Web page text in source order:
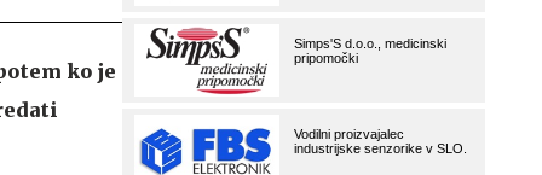
ko je